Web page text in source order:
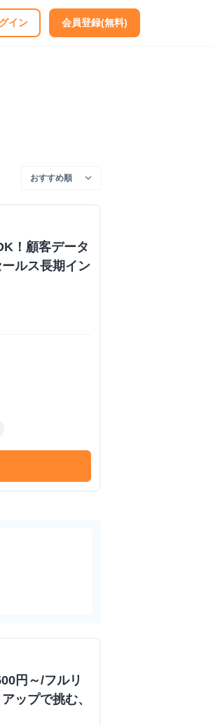
イン 会員登録(無料)
！顧客データ
ルス長期イン
円～/フルリ
ップで挑む、